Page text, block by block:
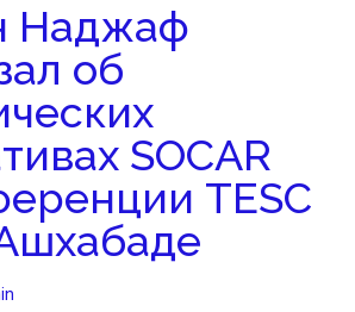
Наджаф
об
SOCAR
TESC